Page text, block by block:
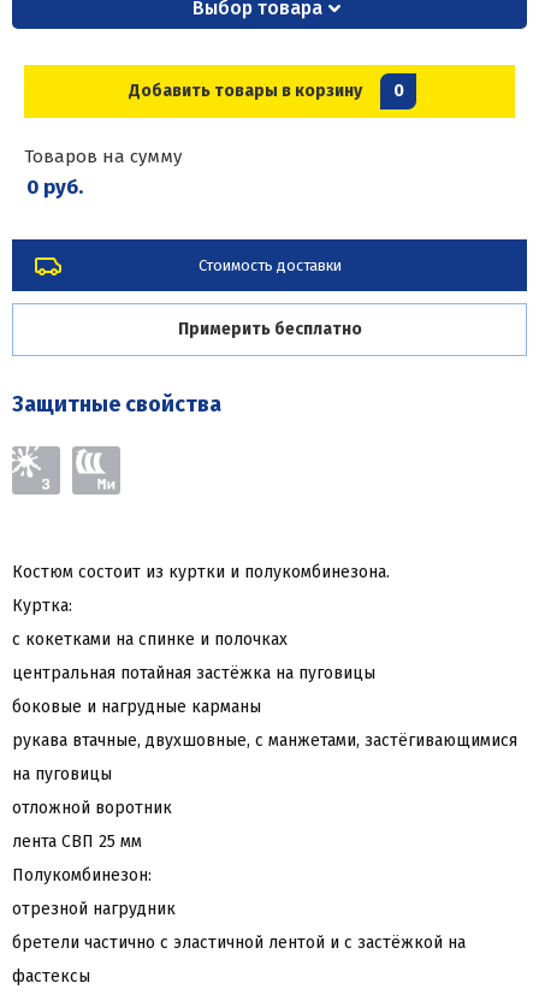
Выбор товара
Добавить товары в корзину 0
Товаров на сумму
0 руб.
Стоимость доставки
Примерить бесплатно
Защитные свойства
Костюм состоит из куртки и полукомбинезона.
Куртка:
с кокетками на спинке и полочках
центральная потайная застёжка на пуговицы
боковые и нагрудные карманы
рукава втачные, двухшовные, с манжетами, застёгивающимися
на пуговицы
отложной воротник
лента СВП 25 мм
Полукомбинезон:
отрезной нагрудник
бретели частично с эластичной лентой и с застёжкой на
фастексы